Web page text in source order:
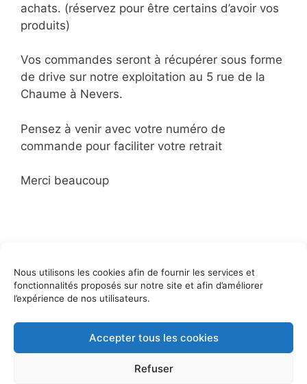
Nous utilisons les cookies afin de fournir les services et
fonctionnalités proposés sur notre site et afin d’améliorer
l’expérience de nos utilisateurs.
Accepter tous les cookies
Refuser
achats. (réservez pour être certains d’avoir vos
produits)
Vos commandes seront à récupérer sous forme
de drive sur notre exploitation au 5 rue de la
Chaume à Nevers.
Pensez à venir avec votre numéro de
commande pour faciliter votre retrait
Merci beaucoup
vente du mardi 30 juin
vente du mardi 14
© 2026 Le potager d'ici - 5 rue de la Chaume, 58000